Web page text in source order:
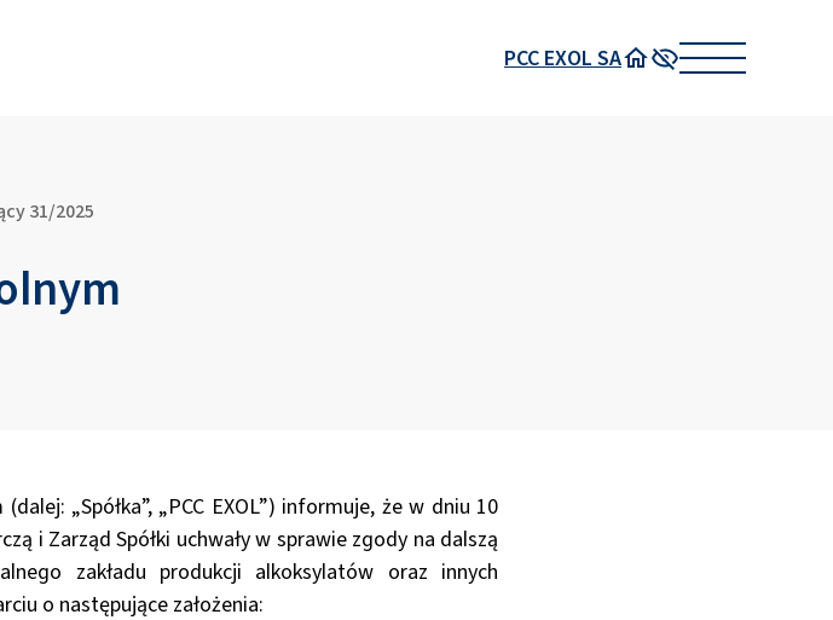
PCC EXOL SA
Strona główna
Wysoki kontrast
31/2025
„Spółka”, „PCC EXOL”) informuje, że w dniu 10
i Zarząd Spółki uchwały w sprawie zgody na dalszą
zakładu produkcji alkoksylatów oraz innych
o następujące założenia: